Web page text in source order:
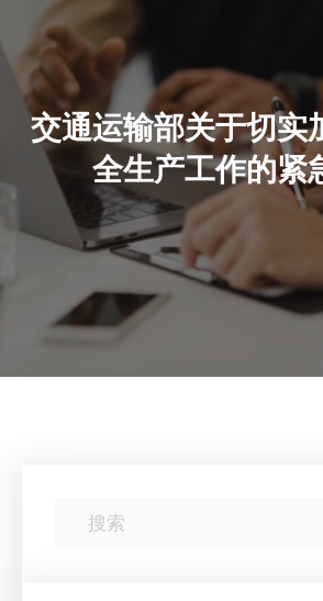
交通运输部关于切实
全生产工作的紧